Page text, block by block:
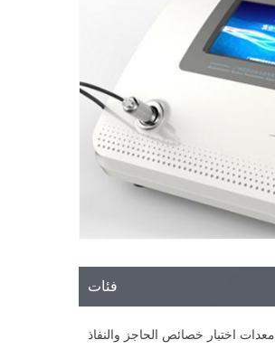
فئات
معدات اختبار خصائص الحاجز والنفاذ